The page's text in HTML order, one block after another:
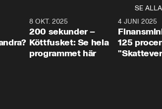
SE ALLA
31:05 4:29
8 OKT. 2025
200 sekunder –
Köttfusket: Se hela
programmet här
4 JUNI 2025
125